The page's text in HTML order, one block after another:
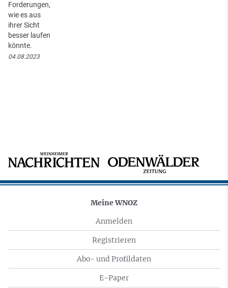
Forderungen,
wie es aus
ihrer Sicht
besser laufen
könnte.
04.08.2023
Meine WNOZ
Anmelden
Registrieren
Abo- und Profildaten
E-Paper